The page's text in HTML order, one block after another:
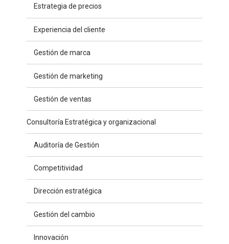
Estrategia de precios
Experiencia del cliente
Gestión de marca
Gestión de marketing
Gestión de ventas
Consultoría Estratégica y organizacional
Auditoría de Gestión
Competitividad
Dirección estratégica
Gestión del cambio
Innovación